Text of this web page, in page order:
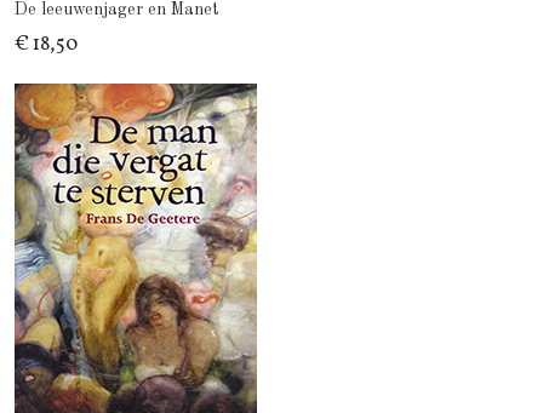
De leeuwenjager en Manet
€ 18,50